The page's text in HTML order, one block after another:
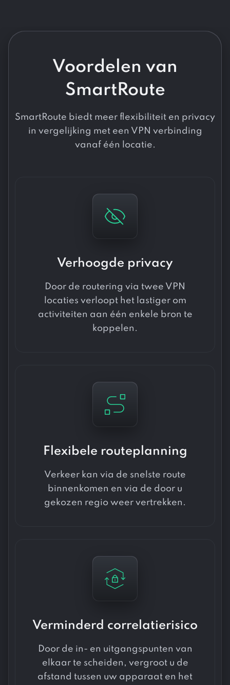
Voordelen van
SmartRoute
SmartRoute biedt meer flexibiliteit en privacy
in vergelijking met een VPN verbinding
vanaf één locatie.
Verhoogde privacy
Door de routering via twee VPN
locaties verloopt het lastiger om
activiteiten aan één enkele bron te
koppelen.
Flexibele routeplanning
Verkeer kan via de snelste route
binnenkomen en via de door u
gekozen regio weer vertrekken.
Verminderd correlatierisico
Door de in- en uitgangspunten van
elkaar te scheiden, vergroot u de
afstand tussen uw apparaat en het